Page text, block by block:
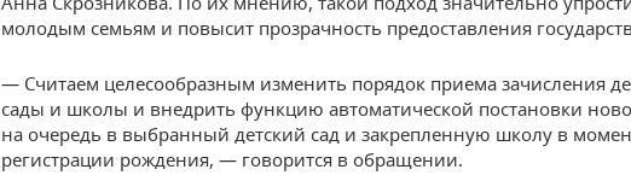
молодым семьям и повысит прозрачность предоставления
— Считаем целесообразным изменить порядок приема зачисления
сады и школы и внедрить функцию автоматической постановки
на очередь в выбранный детский сад и закрепленную школу в
регистрации рождения, — говорится в обращении.